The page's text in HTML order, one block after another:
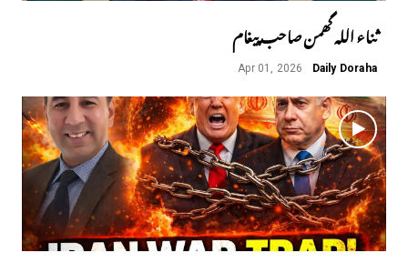
ثناء اللہ گھمن صاحب پیغام
Daily Doraha
Apr 01, 2026